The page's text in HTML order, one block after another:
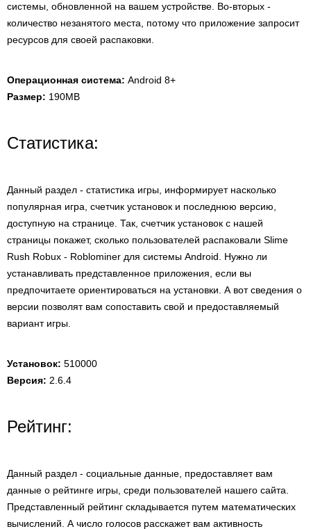
системы, обновленной на вашем устройстве. Во-вторых -
количество незанятого места, потому что приложение запросит
ресурсов для своей распаковки.
Операционная система: Android 8+
Размер: 190MB
Статистика:
Данный раздел - статистика игры, информирует насколько
популярная игра, счетчик установок и последнюю версию,
доступную на странице. Так, счетчик установок с нашей
страницы покажет, сколько пользователей распаковали Slime
Rush Robux - Roblominer для системы Android. Нужно ли
устанавливать представленное приложения, если вы
предпочитаете ориентироваться на установки. А вот сведения о
версии позволят вам сопоставить свой и предоставляемый
вариант игры.
Установок: 510000
Версия: 2.6.4
Рейтинг:
Данный раздел - социальные данные, предоставляет вам
данные о рейтинге игры, среди пользователей нашего сайта.
Представленный рейтинг складывается путем математических
вычислений. А число голосов расскажет вам активность